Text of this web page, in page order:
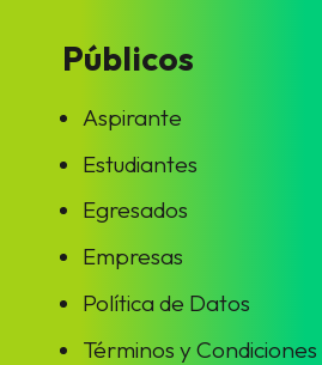
Públicos
Aspirante
Estudiantes
Egresados
Empresas
Política de Datos
Términos y